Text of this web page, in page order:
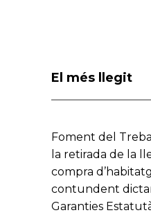
El més llegit
Foment del
la retirada de la
compra
contundent
Garanties